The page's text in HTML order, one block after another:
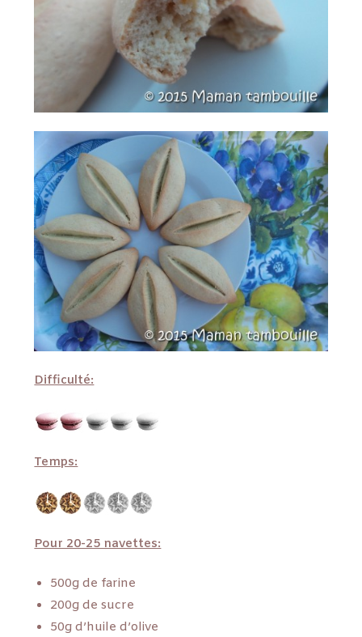
Difficulté:
Temps:
Pour 20-25 navettes:
500g de farine
200g de sucre
50g d’huile d’olive